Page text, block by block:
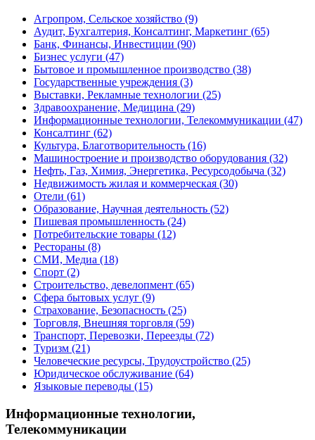
Агропром, Сельское хозяйство (9)
Аудит, Бухгалтерия, Консалтинг, Маркетинг (65)
Банк, Финансы, Инвестиции (90)
Бизнес услуги (47)
Бытовое и промышленное производство (38)
Государственные учреждения (3)
Выставки, Рекламные технологии (25)
Здравоохранение, Медицина (29)
Информационные технологии, Телекоммуникации (47)
Консалтинг (62)
Культура, Благотворительность (16)
Машиностроение и производство оборудования (32)
Нефть, Газ, Химия, Энергетика, Ресурсодобыча (32)
Недвижимость жилая и коммерческая (30)
Отели (61)
Образование, Научная деятельность (52)
Пишевая промышленность (24)
Потребительские товары (12)
Рестораны (8)
СМИ, Медиа (18)
Спорт (2)
Строительство, девелопмент (65)
Сфера бытовых услуг (9)
Страхование, Безопасность (25)
Торговля, Внешняя торговля (59)
Транспорт, Перевозки, Переезды (72)
Туризм (21)
Человеческие ресурсы, Трудоустройство (25)
Юридическое обслуживание (64)
Языковые переводы (15)
Информационные технологии,
Телекоммуникации